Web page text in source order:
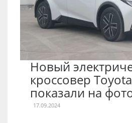
Новый
кроссовер
показали на
17.09.2024